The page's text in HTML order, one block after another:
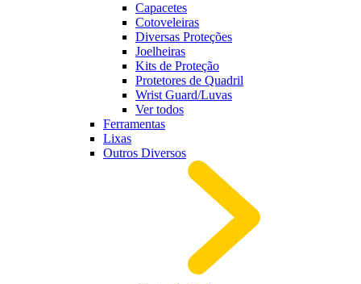
Capacetes
Cotoveleiras
Diversas Proteções
Joelheiras
Kits de Proteção
Protetores de Quadril
Wrist Guard/Luvas
Ver todos
Ferramentas
Lixas
Outros Diversos